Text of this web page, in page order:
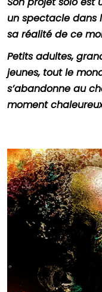
un spectacle dans
sa réalité de ce
Petits adultes,
jeunes, tout le
s’abandonne au
moment